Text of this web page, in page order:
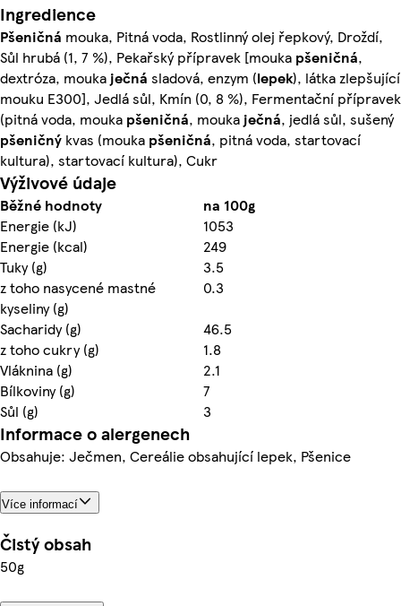
Ingredience
Pšeničná mouka, Pitná voda, Rostlinný olej řepkový, Droždí,
Sůl hrubá (1, 7 %), Pekařský přípravek [mouka pšeničná,
dextróza, mouka ječná sladová, enzym (lepek), látka zlepšující
mouku E300], Jedlá sůl, Kmín (0, 8 %), Fermentační přípravek
(pitná voda, mouka pšeničná, mouka ječná, jedlá sůl, sušený
pšeničný kvas (mouka pšeničná, pitná voda, startovací
kultura), startovací kultura), Cukr
Výživové údaje
Běžné hodnoty
na 100g
Energie (kJ)
1053
Energie (kcal)
249
Tuky (g)
3.5
z toho nasycené mastné
kyseliny (g)
0.3
Sacharidy (g)
46.5
z toho cukry (g)
1.8
Vláknina (g)
2.1
Bílkoviny (g)
7
Sůl (g)
3
Informace o alergenech
Obsahuje: Ječmen, Cereálie obsahující lepek, Pšenice
Více informací
Čistý obsah
50g